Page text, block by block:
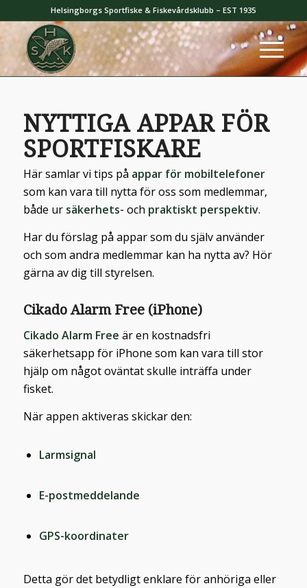
Helsingborgs Sportfiske & Fiskevårdsklubb – EST 1935
NYTTIGA APPAR FÖR
SPORTFISKARE
Här samlar vi tips på appar för mobiltelefoner
som kan vara till nytta för oss som medlemmar,
både ur säkerhets- och praktiskt perspektiv.
Har du förslag på appar som du själv använder
och som andra medlemmar kan ha nytta av? Hör
gärna av dig till styrelsen.
Cikado Alarm Free (iPhone)
Cikado Alarm Free är en kostnadsfri
säkerhetsapp för iPhone som kan vara till stor
hjälp om något oväntat skulle inträffa under
fisket.
När appen aktiveras skickar den:
Larmsignal
E-postmeddelande
GPS-koordinater
Detta gör det betydligt enklare för anhöriga eller